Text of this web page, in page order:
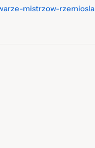
mistrzow-rzemiosla